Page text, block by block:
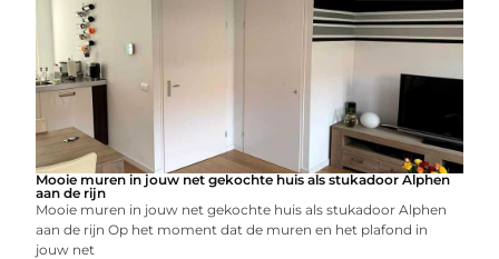
Mooie muren in jouw net gekochte huis als stukadoor Alphen
aan de rijn
Mooie muren in jouw net gekochte huis als stukadoor Alphen
aan de rijn Op het moment dat de muren en het plafond in
jouw net